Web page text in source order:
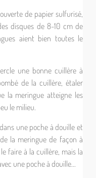
de papier sulfurisé,
disques de 8-10 cm de
aient bien toutes le
une bonne cuillère à
de la cuillère, étaler
la meringue atteigne les
le milieu.
une poche à douille et
la meringue de façon à
faire à la cuillère, mais la
une poche à douille...